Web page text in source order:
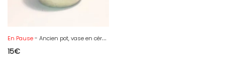
En Pause- Ancien pot, vase en céramique craquelée artisanale de couleur crème
15€